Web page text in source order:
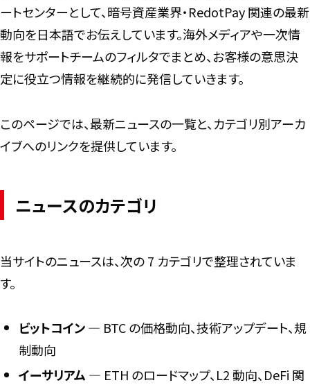
ートセンターとして、暗号資産業界・RedotPay 関連の最新
動向を日本語でお伝えしています。海外メディアや一次情
報をサポートチームのフィルタでまとめ、お客様の意思決
定に役立つ情報を継続的に発信していきます。
このページでは、最新ニュースの一覧と、カテゴリ別アーカ
イブへのリンクを提供しています。
ニュースのカテゴリ
当サイトのニュースは、次の 7 カテゴリで整理されていま
す。
ビットコイン― BTC の価格動向、技術アップデート、規
制動向
イーサリアム ― ETH のロードマップ、L2 動向、DeFi 関